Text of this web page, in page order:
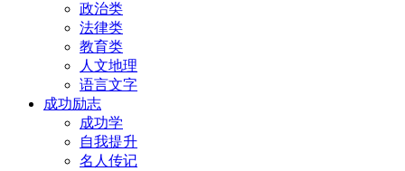
政治类
法律类
教育类
人文地理
语言文字
成功励志
成功学
自我提升
名人传记